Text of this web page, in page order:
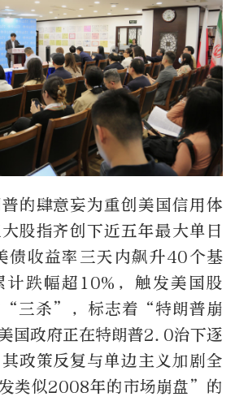
的肆意妄为重创美国信用体
股指齐创下近五年最大单日
债收益率三天内飙升40个基
计跌幅超10%，触发美国股
“三杀”，标志着“特朗普崩
国政府正在特朗普2.0治下逐
政策反复与单边主义加剧全
类似2008年的市场崩盘”的